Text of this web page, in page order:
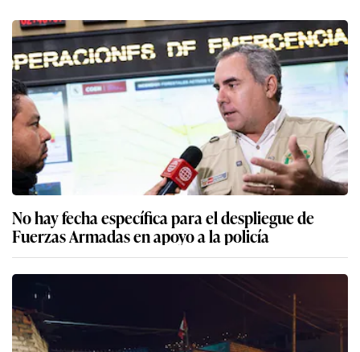
No hay fecha específica para el despliegue de
Fuerzas Armadas en apoyo a la policía